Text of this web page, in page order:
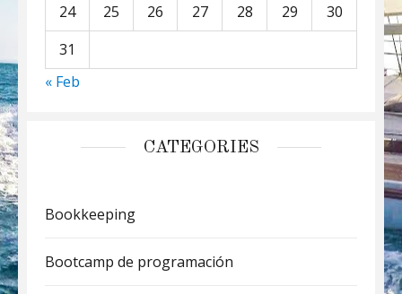
24
25 26 27 28 29
30
31
« Feb
CATEGORIES
Bookkeeping
Bootcamp de programación